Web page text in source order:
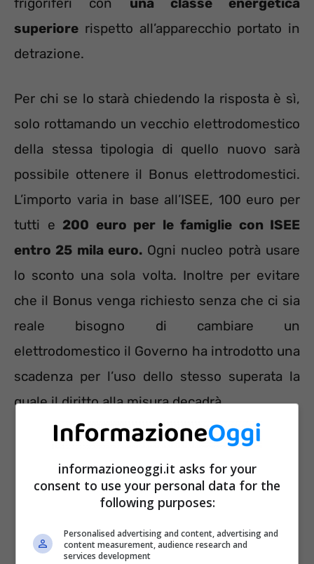
superiore rispetto all’apparecchio portato in
detrazione.
Per chi se lo starà chiedendo la risposta è sì,
solo rottamando un vecchio elettrodomestico
della stessa tipologia di quello nuovo sarà
possibile ottenere il Bonus elettrodomestici.
L’importo varia in base all’ISEE, 100 euro per
tutti e 200 euro per le famiglie con ISEE
entro 25 mila euro.Ogni nucleo potrà usare
lo sconto una sola volta. Inoltre per evitare
che il Bonus venga richiesto senza che ci sia
reale bisogno di cambiare un
elettrodomestico il Governo ha introdotto una
scadenza per l’uso dello stesso superata la
quale il diritto alla misura decadrà.
informazioneoggi.it asks for your
consent to use your personal data for the
following purposes:
Personalised advertising and content, advertising and
content measurement, audience research and
services development